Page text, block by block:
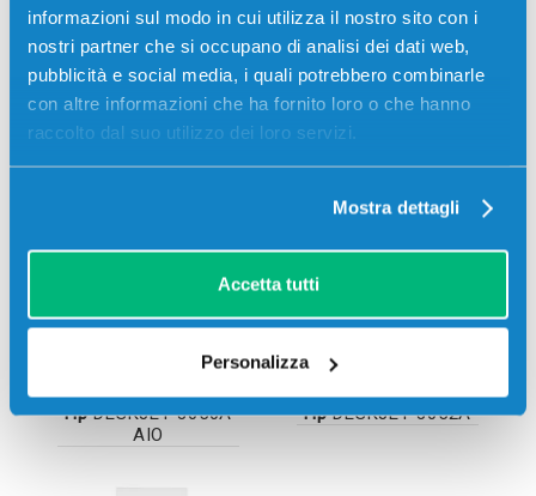
informazioni sul modo in cui utilizza il nostro sito con i
nostri partner che si occupano di analisi dei dati web,
pubblicità e social media, i quali potrebbero combinarle
con altre informazioni che ha fornito loro o che hanno
raccolto dal suo utilizzo dei loro servizi.
Mostra dettagli
Accetta tutti
Personalizza
HpDESKJET 3050A
AIO
HpDESKJET 3052A